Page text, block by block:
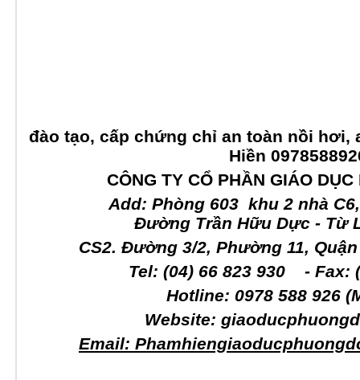
đào tạo, cấp chứng chỉ an toàn nồi hơi,
Hiền
CÔNG TY CỔ PHẦN GIÁO
Add: Phòng 603 khu 2 nhà
Đường Trần Hữu Dực - Từ
CS2. Đường 3/2, Phường 11,
Tel: (04) 66 823 930 - Fax:
Hotline: 0978 588 926
Website:
Email: